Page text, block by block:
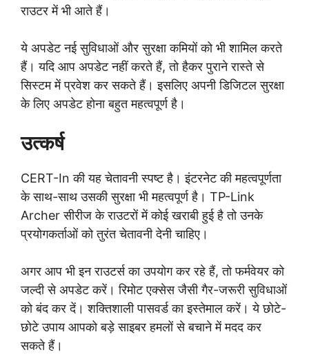
राउटर में भी आते हैं।
ये अपडेट नई सुविधाओं और सुरक्षा कमियों को भी शामिल करते
हैं। यदि आप अपडेट नहीं करते हैं, तो हैकर पुराने रास्ते से
सिस्टम में प्रवेश कर सकते हैं। इसलिए अपनी डिजिटल सुरक्षा
के लिए अपडेट होना बहुत महत्वपूर्ण है।
उत्कर्ष
CERT-In की यह चेतावनी स्पष्ट है। इंटरनेट की महत्वपूर्णता
के साथ-साथ उसकी सुरक्षा भी महत्वपूर्ण है। TP-Link
Archer सीरीज के राउटरों में कोई खराबी हुई है तो उनके
प्रयोगकर्ताओं को तुरंत चेतावनी देनी चाहिए।
अगर आप भी इन राउटर्स का उपयोग कर रहे हैं, तो फर्मवेयर को
जल्दी से अपडेट करें। रिमोट एक्सेस जैसी गैर-जरूरी सुविधाओं
को बंद कर दें। शक्तिशाली पासवर्ड का इस्तेमाल करें। ये छोटे-
छोटे उपाय आपको बड़े साइबर हमलों से बचाने में मदद कर
सकते हैं।